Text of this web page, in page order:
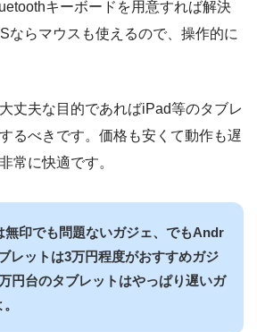
キーボードを用意すれば解決
ならマウスも使えるので、操作的に
丈夫な目的であればiPad等のタブレ
るべきです。価格も安くて動作も遅
常に快適です。
無印でも問題ないガジェ、でもAndr
レットは3万円程度がおすすめガジ
円台のタブレットはやっぱり遅いガ